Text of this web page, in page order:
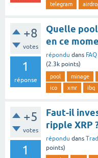
telegram
+8
votes
1
réponse
Quelle
en ce
répondu dans
(2.3k points)
pool minage
ico
xmr ibq
+5
votes
1
Faut-il
ripple XRP
répondu dans
points)